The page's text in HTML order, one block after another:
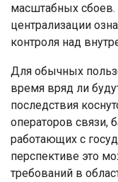
масштабных сбоев.
централизации
контроля над
Для обычных
время вряд ли
последствия
операторов связи,
работающих с
перспективе это
требований в